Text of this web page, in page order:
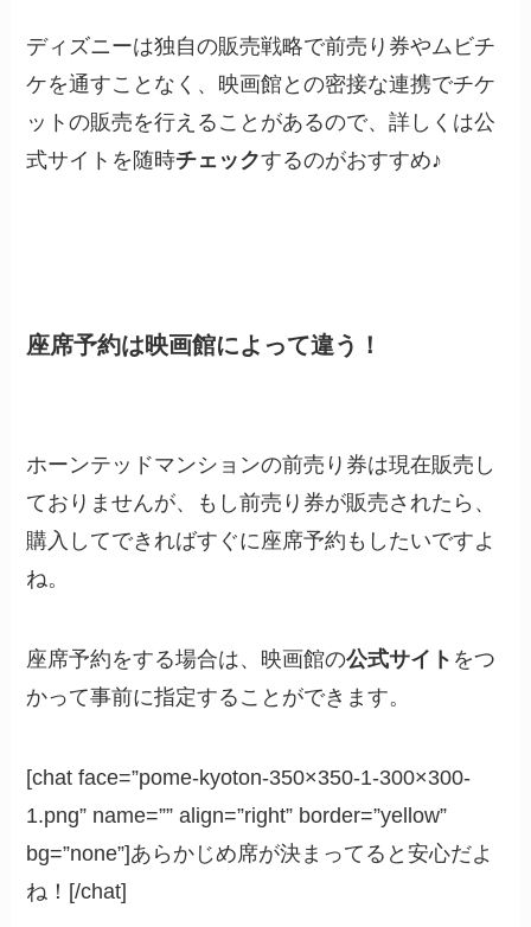
ディズニーは独自の販売戦略で前売り券やムビチ
ケを通すことなく、映画館との密接な連携でチケ
ットの販売を行えることがあるので、詳しくは公
式サイトを随時チェックするのがおすすめ♪
座席予約は映画館によって違う！
ホーンテッドマンションの前売り券は現在販売し
ておりませんが、もし前売り券が販売されたら、
購入してできればすぐに座席予約もしたいですよ
ね。
座席予約をする場合は、映画館の公式サイト をつ
かって事前に指定することができます。
[chat face=”pome-kyoton-350×350-1-300×300-
1.png” name=”” align=”right” border=”yellow”
bg=”none”]あらかじめ席が決まってると安心だよ
ね！[/chat]